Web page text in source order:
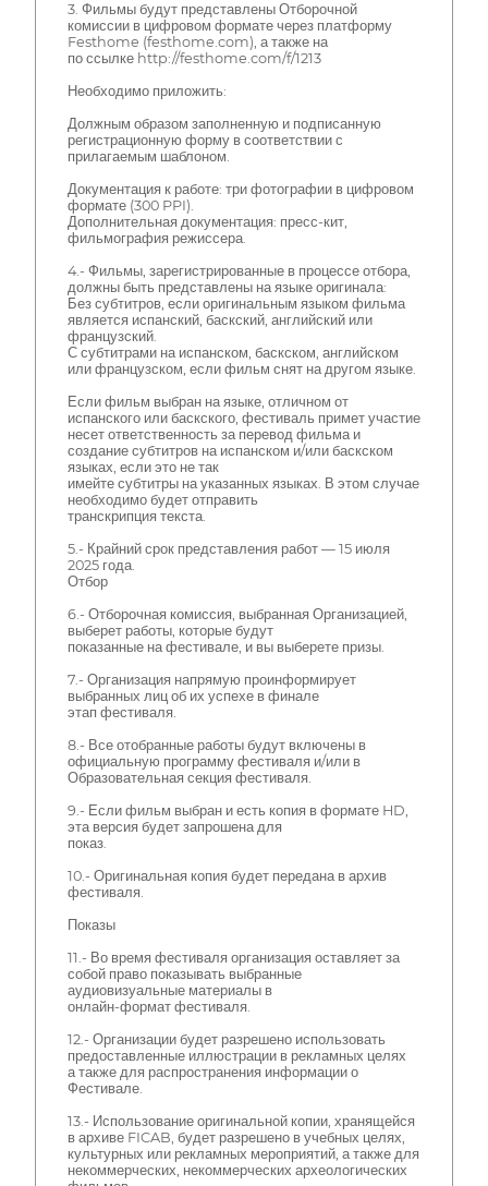
3. Фильмы будут представлены Отборочной
комиссии в цифровом формате через платформу
Festhome (festhome.com), а также на
по ссылке http://festhome.com/f/1213
Необходимо приложить:
Должным образом заполненную и подписанную
регистрационную форму в соответствии с
прилагаемым шаблоном.
Документация к работе: три фотографии в цифровом
формате (300 PPI).
Дополнительная документация: пресс-кит,
фильмография режиссера.
4.- Фильмы, зарегистрированные в процессе отбора,
должны быть представлены на языке оригинала:
Без субтитров, если оригинальным языком фильма
является испанский, баскский, английский или
французский.
С субтитрами на испанском, баскском, английском
или французском, если фильм снят на другом языке.
Если фильм выбран на языке, отличном от
испанского или баскского, фестиваль примет участие
несет ответственность за перевод фильма и
создание субтитров на испанском и/или баскском
языках, если это не так
имейте субтитры на указанных языках. В этом случае
необходимо будет отправить
транскрипция текста.
5.- Крайний срок представления работ — 15 июля
2025 года.
Отбор
6.- Отборочная комиссия, выбранная Организацией,
выберет работы, которые будут
показанные на фестивале, и вы выберете призы.
7.- Организация напрямую проинформирует
выбранных лиц об их успехе в финале
этап фестиваля.
8.- Все отобранные работы будут включены в
официальную программу фестиваля и/или в
Образовательная секция фестиваля.
9.- Если фильм выбран и есть копия в формате HD,
эта версия будет запрошена для
показ.
10.- Оригинальная копия будет передана в архив
фестиваля.
Показы
11.- Во время фестиваля организация оставляет за
собой право показывать выбранные
аудиовизуальные материалы в
онлайн-формат фестиваля.
12.- Организации будет разрешено использовать
предоставленные иллюстрации в рекламных целях
а также для распространения информации о
Фестивале.
13.- Использование оригинальной копии, хранящейся
в архиве FICAB, будет разрешено в учебных целях,
культурных или рекламных мероприятий, а также для
некоммерческих, некоммерческих археологических